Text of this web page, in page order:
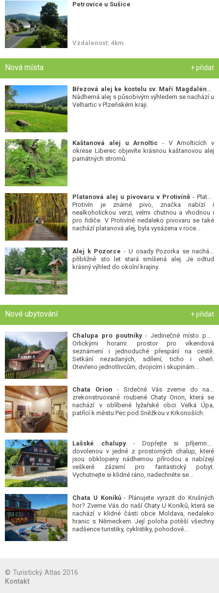
Petrovice u Sušice
Vzdálenost: 4km
Nová místa + přidat
Nádherná alej s působivým výhledem se nachází u
Velhartic v Plzeňském kraji.
Kaštanová alej u Arnoltic - V Arnolticích v
okrese Liberec objevíte krásnou kaštanovou alej
památných stromů.
Platanová alej u pivovaru v Protivíně - Platan
Protivín je známé pivo, značka nabízí i
nealkoholickou verzi, velmi chutnou a vhodnou i
pro řidiče. V Protivíně nedaleko pivovaru se také
nachází platanová alej, byla vysázena v roce...
Alej k Pozorce - U osady Pozorka se nachází
přibližně sto let stará smíšená alej. Je odtud
krásný výhled do okolní krajiny.
Nové ubytování + přidat
Chalupa pro poutníky- Jedinečné místo pod
Orlickými horami: prostor pro víkendová
seznámení i jednoduché přespání na cestě.
Setkání nezadaných, sdílení, ticho i oheň.
Otevřeno jednotlivcům, dvojicím i skupinám...
Chata Orion - Srdečně Vás zveme do naší
zrekonstruované roubené Chaty Orion, která se
nachází v oblíbené lyžařské obci Velká Úpa,
patřící k městu Pec pod Sněžkou v Krkonoších.
Lašské chalupy- Dopřejte si příjemnou
dovolenou v jedné z prostorných chalup, které
jsou obklopeny nádhernou přírodou a nabízejí
veškeré zázemí pro fantastický pobyt.
Vychutnejte si klidné ráno, nadechněte se...
Chata U Koníků- Plánujete vyrazit do Krušných
hor? Zveme Vás do naší Chaty U Koníků, která se
nachází v klidné části obce Moldava, nedaleko
hranic s Německem. Její poloha potěší všechny
nadšence turistiky, cyklistiky, pohodové...
© Turistický Atlas 2016
Kontakt